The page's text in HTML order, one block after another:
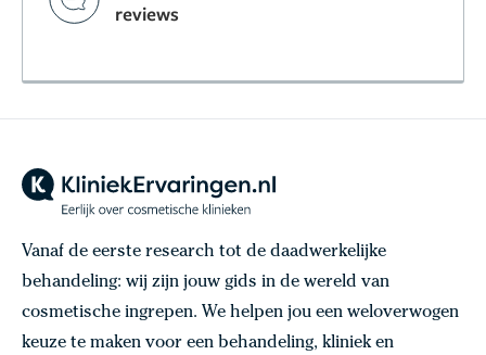
reviews
Vanaf de eerste research tot de daadwerkelijke
behandeling: wij zijn jouw gids in de wereld van
cosmetische ingrepen. We helpen jou een weloverwogen
keuze te maken voor een behandeling, kliniek en